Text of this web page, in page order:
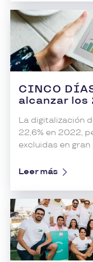
CINCO
alcanzar los
La digitalización
22,6% en 2022,
excluidas en
Leer más